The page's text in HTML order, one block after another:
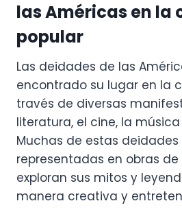
las Américas en la
popular
Las deidades de las
encontrado su lugar en la
través de diversas
literatura, el cine, la
Muchas de estas
representadas en obras
exploran sus mitos y
manera creativa y